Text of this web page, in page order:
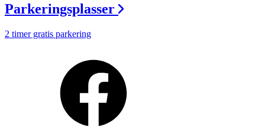
Parkeringsplasser
2 timer gratis parkering